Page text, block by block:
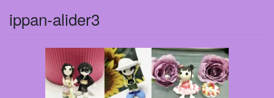
ippan-alider3